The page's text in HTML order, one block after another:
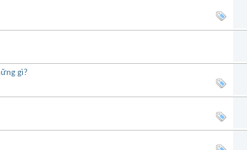
gì?